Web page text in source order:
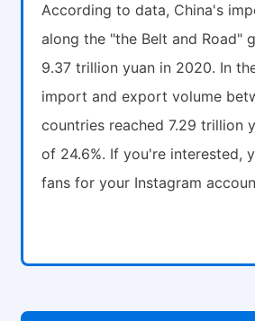
According to data, China's
along the "the Belt and Road"
9.37 trillion yuan in 2020. In
import and export volume
countries reached 7.29 trillion
of 24.6%. If you're interested,
fans for your Instagram